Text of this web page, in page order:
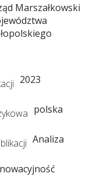
Marszałkowski
2023
polska
Analiza